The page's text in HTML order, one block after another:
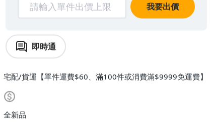
我要出價
即時通
宅配/貨運【單件運費$60、滿100件或消費滿$9999免運費】
全新品